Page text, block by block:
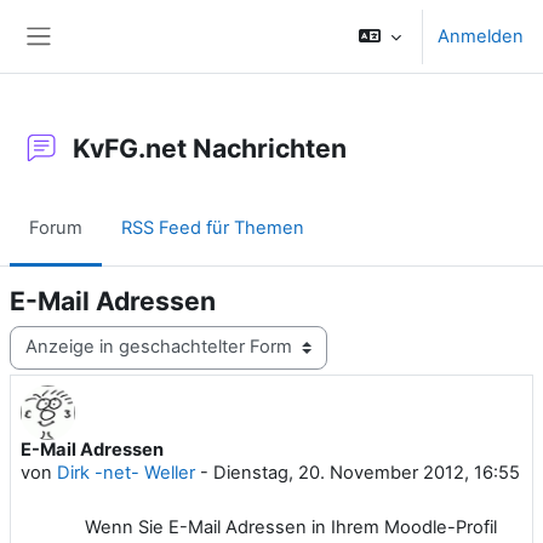
Anmelden
KvFG.net Nachrichten
Forum RSS Feed für Themen
E-Mail Adressen
Anzeigemodus
E-Mail Adressen
von Dirk -net- Weller- Dienstag, 20. November 2012, 16:55
Anzahl Antworten: 0
Wenn Sie E-Mail Adressen in Ihrem Moodle-Profil